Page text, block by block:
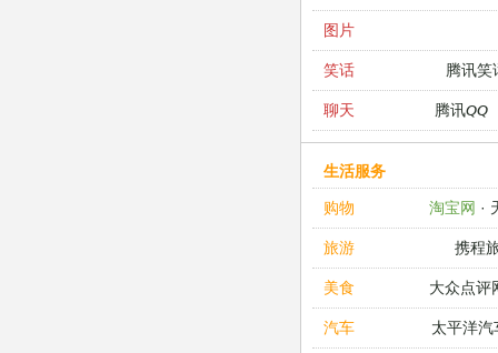
图片
笑话 腾讯笑
聊天 腾讯QQ
生活服务
购物
淘宝网 ·
旅游 携程
美食 大众点评
汽车 太平洋汽